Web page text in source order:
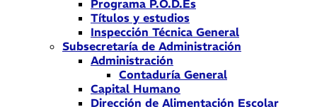
Programa P.O.D.Es
Títulos y estudios
Inspección Técnica General
Subsecretaría de Administración
Administración
Contaduría General
Capital Humano
Dirección de Alimentación Escolar